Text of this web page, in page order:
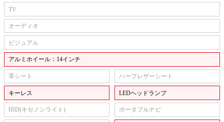
TV
オーディオ
ビジュアル
アルミホイール：14インチ
革シート ハーフレザーシート
キーレス LEDヘッドランプ
HID(キセノンライト) ポータブルナビ